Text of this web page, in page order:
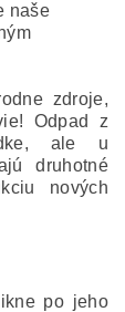
naše
zdroje,
Odpad z
ale u
druhotné
nových
po jeho